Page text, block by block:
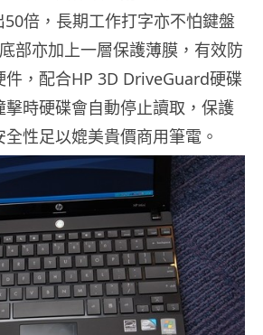
倍，長期工作打字亦不怕鍵盤
部亦加上一層保護薄膜，有效防
件，配合HP 3D DriveGuard硬碟
擊時硬碟會自動停止讀取，保護
性足以媲美貴價商用筆電。